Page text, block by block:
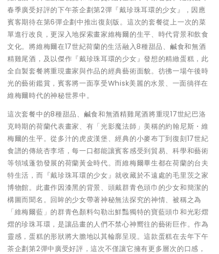
春季廣受好評的下午茶企劃第2彈『戴珍珠耳環的少女』，因應
賓客期待在第6彈企劃中推出復刻版。這次的套餐從上一次的菜
單進行改良，更深入地探索畫家維梅爾的生平、時代背景和飲食
文化。將維梅爾在17世紀荷蘭的生活融入8種甜品、鹹食和無酒
精雞尾酒，及以傑作『戴珍珠耳環的少女』發想的精緻蛋糕，此
全自製套餐將重現畫家與作品的經典藝術面貌。彷彿一場午後時
光的藝術鑑賞，賓客將一面享受Whisk美麗的水景、一面徜徉在
維梅爾時代的神秘世界中。
這次套餐中的8種甜品、鹹食和無酒精雞尾酒將重現17世紀巴洛
克時期的荷蘭代表畫家、有「光影魔法師」美稱的約翰尼斯・維
梅爾的生平。從多汁的虎皮漢堡、經典的小麥布丁到復刻17世紀
食譜的傳統杏李塔，每一口都能讓賓客感受到貿易、科學和藝術
等領域蓬勃發展的荷蘭黃金時代。而維梅爾畢生都在荷蘭的台夫
特生活，而『戴珍珠耳環的少女』就收藏於不遠處的毛里茨之家
博物館。此畫作因漆黑的背景、頭戴群青色頭巾的少女和簡潔的
構圖而聞名。回眸的少女帶著神秘無法探究的神情、被稱之為
「維梅爾藍」的群青色顏料勾勒出鮮豔獨特的寶藍頭巾和光彩熠
熠的珍珠耳環，是讓品畫的人們不禁心神嚮往的藝術巨作。作為
靈感，蛋糕的形狀將大膽地以其輪廓呈現。這款蛋糕在去年下午
茶企劃第2彈中廣受好評，這次不僅讓它擁有更多層次的口感，